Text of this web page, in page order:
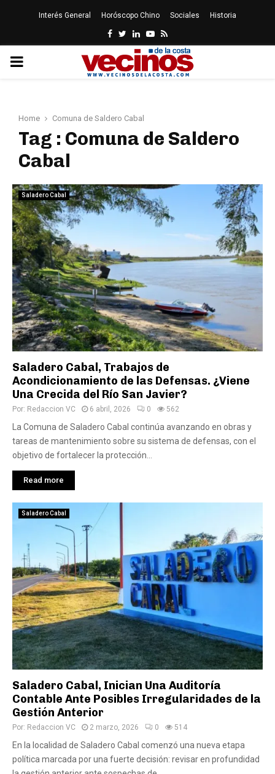
Interés General Horóscopo Chino Sociales Historia
Facebook
Twitter
LinkedinYoutube
Rss
PRIMARY
Home Comuna de Saldero Cabal
Tag : Comuna de Saldero
Cabal
Saladero Cabal
Saladero Cabal, Trabajos de
Acondicionamiento de las Defensas. ¿Viene
Una Crecida del Río San Javier?
Por: Redaccion VC 6 abril, 2026 0 562
La Comuna de Saladero Cabal continúa avanzando en obras y
tareas de mantenimiento sobre su sistema de defensas, con el
objetivo de fortalecer la protección...
Read more
Saladero Cabal
Saladero Cabal, Inician Una Auditoría
Contable Ante Posibles Irregularidades de la
Gestión Anterior
Por: Redaccion VC 2 marzo, 2026 0 514
En la localidad de Saladero Cabal comenzó una nueva etapa
política marcada por una fuerte decisión: revisar en profundidad